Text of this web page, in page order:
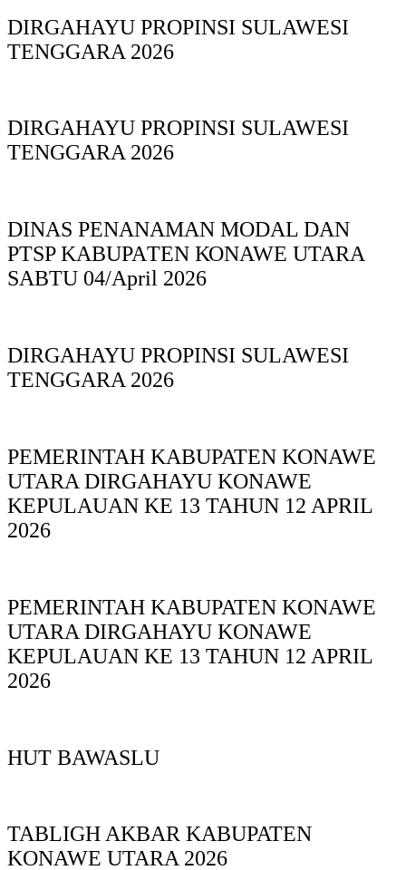
DIRGAHAYU PROPINSI SULAWESI
TENGGARA 2026
DIRGAHAYU PROPINSI SULAWESI
TENGGARA 2026
DINAS PΕΝΑΝΑΜAN MODAL DAN
PTSP KABUPAΤΕΝ ΚΟNAWE UTARA
SABTU 04/April 2026
DIRGAHAYU PROPINSI SULAWESI
TENGGARA 2026
PEMERINTAH KABUPATEN KONAWE
UTARA DIRGAHAYU KONAWE
KEPULAUAN KE 13 TAHUN 12 APRIL
2026
PEMERINTAH KABUPATEN KONAWE
UTARA DIRGAHAYU KONAWE
KEPULAUAN KE 13 TAHUN 12 APRIL
2026
HUT BAWASLU
TABLIGH AKBAR KABUPATEN
KONAWE UTARA 2026